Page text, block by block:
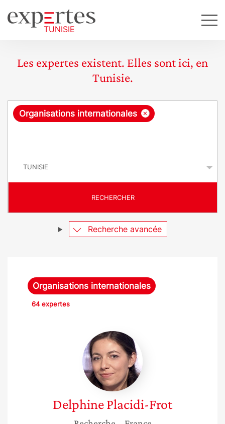
Les expertes existent. Elles sont ici, en
Tunisie.
R
ê
e
×
Organisations internationales
RECHERCHER
Recherche avancée
Organisations internationales
64 expertes
Delphine
Placidi-
Frot
DelphinePlacidi-Frot